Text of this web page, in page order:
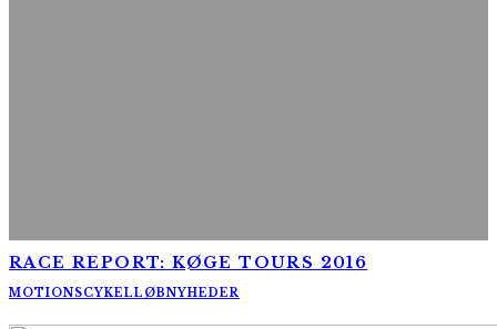
RACE REPORT: KØGE TOURS 2016
MOTIONSCYKELLØBNYHEDER